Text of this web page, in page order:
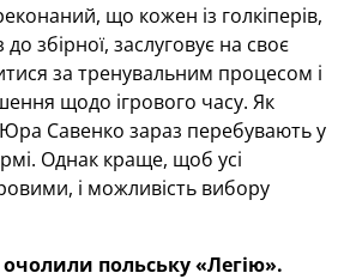
що кожен із голкіперів,
до збірної, заслуговує на своє
за тренувальним процесом і
щодо ігрового часу. Як
Савенко зараз перебувають у
Однак краще, щоб усі
і можливість вибору
польську «Легію».